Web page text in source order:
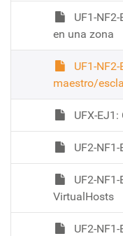
UF1-
en una zona
UF1-
maestro/
UFX-EJ1:
UF2-
UF2-
VirtualHosts
UF2-